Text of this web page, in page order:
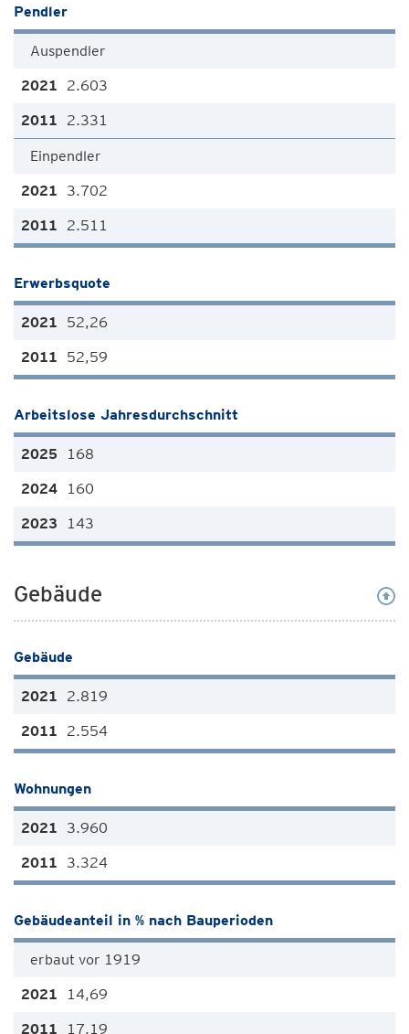
Pendler
Auspendler
2.603
2.331
Einpendler
3.702
2.511
Erwerbsquote
52,26
52,59
Arbeitslose Jahresdurchschnitt
168
160
143
Gebäude
Gebäude
2.819
2.554
Wohnungen
3.960
3.324
Gebäudeanteil in % nach Bauperioden
erbaut vor 1919
14,69
17,19